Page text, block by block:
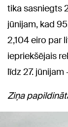
tika sasniegts
jūnijam, kad
2,104 eiro par
iepriekšējais
līdz 27.
Ziņa